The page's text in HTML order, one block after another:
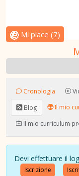
Mi piace (7)
Cronologia
Blog
Il mio
Il mio curriculum
Devi effettuare il
Iscrizione